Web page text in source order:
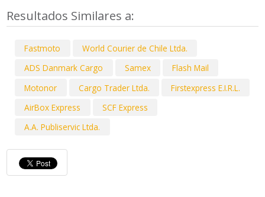
Resultados Similares a:
Fastmoto
World Courier de Chile Ltda.
ADS Danmark Cargo
Samex
Flash Mail
Motonor
Cargo Trader Ltda.
Firstexpress E.I.R.L.
AirBox Express
SCF Express
A.A. Publiservic Ltda.